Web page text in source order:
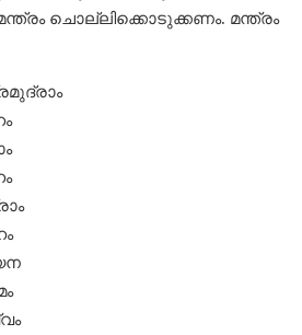
ചൊല്ലിക്കൊടുക്കണം. മന്ത്രം